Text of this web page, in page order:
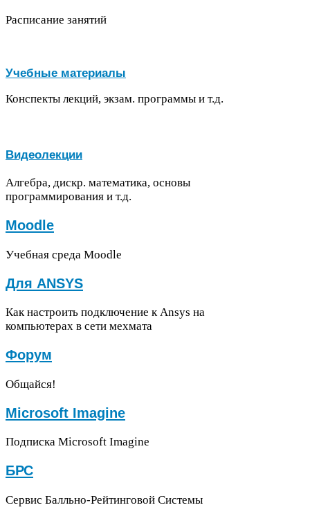
Расписание занятий
Учебные материалы
Конспекты лекций, экзам. программы и т.д.
Видеолекции
Алгебра, дискр. математика, основы
программирования и т.д.
Moo­dle
Учебная среда Moodle
Для ANSYS
Как настроить подключение к Ansys на
компьютерах в сети мехмата
Форум
Общайся!
Microsoft Imag­ine
Подписка Microsoft Imagine
БРС
Сервис Балльно-​Рейтинговой Системы